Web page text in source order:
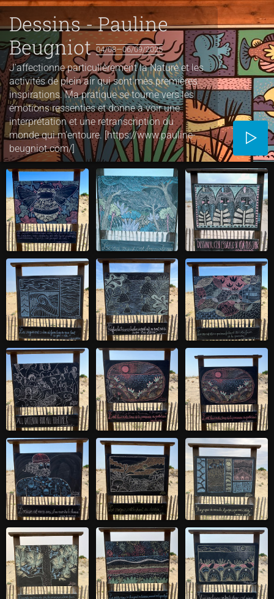
Dessins - Pauline
Beugniot04/08—06/09/2025
J’affectionne particulièrement la Nature et les
activités de plein air qui sont mes premières
inspirations. Ma pratique se tourne vers les
émotions ressenties et donne à voir une
interprétation et une retranscription du
monde qui m’entoure. [https://www.pauline-
beugniot.com/]